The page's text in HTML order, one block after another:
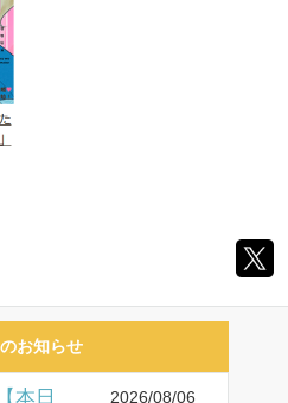
お知らせ
2026/08/06